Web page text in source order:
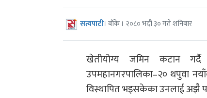
सत्यपाटी। बाँके । २०८० भदौ ३० गते शनिबार
खेतीयोग्य जमिन कटान
उपमहानगरपालिका–२० थपुवा
विस्थापित भइसकेका उनलाई अझै